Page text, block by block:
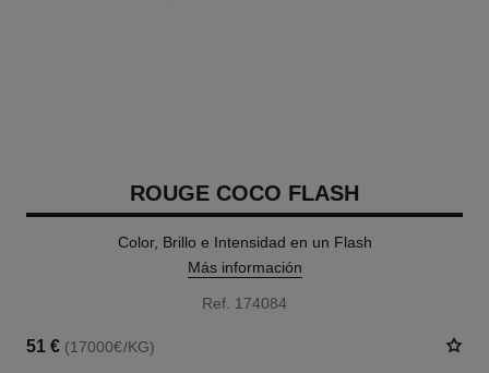
ROUGE COCO FLASH
Color, Brillo e Intensidad en un Flash
Más información
Ref. 174084
51 € (17000€/KG)